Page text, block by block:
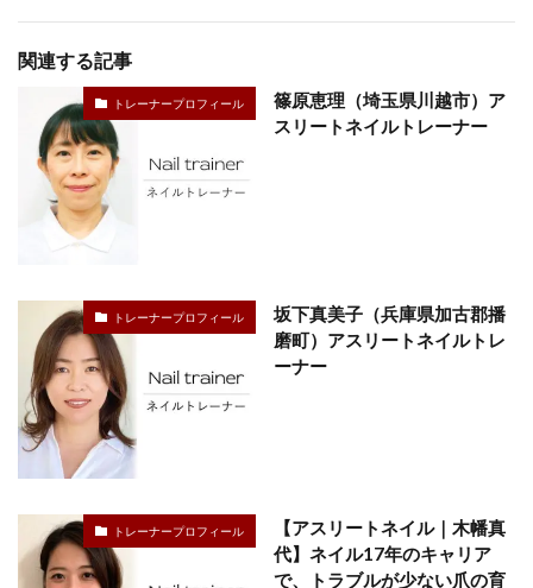
関連する記事
トレーナープロフィール
篠原恵理（埼玉県川越市）ア
スリートネイルトレーナー
トレーナープロフィール
坂下真美子（兵庫県加古郡播
磨町）アスリートネイルトレ
ーナー
トレーナープロフィール
【アスリートネイル｜木幡真
代】ネイル17年のキャリア
で、トラブルが少ない爪の育